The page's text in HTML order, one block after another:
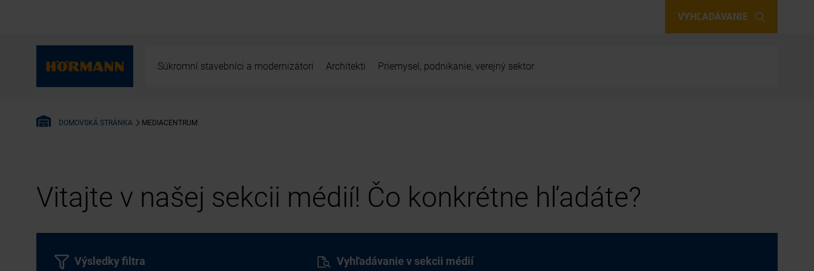
VYHĽADÁVANIE
Súkromní stavebníci a modernizátori Architekti Priemysel, podnikanie, verejný sektor
DOMOVSKÁ STRÁNKA MEDIACENTRUM
Vitajte v našej sekcii médií! Čo konkrétne hľadáte?
Vyhľadávanie v sekcii médií
Výsledky filtra